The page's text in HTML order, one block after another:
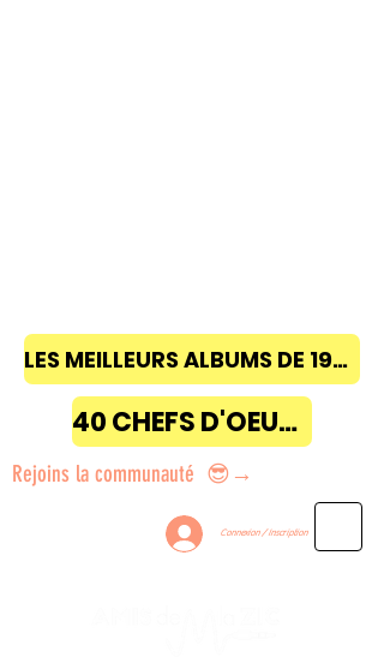
LES MEILLEURS ALBUMS DE 1968 à 2018
40 CHEFS D'OEUVRE
Rejoins la communauté 😎→
Connexion / Inscription